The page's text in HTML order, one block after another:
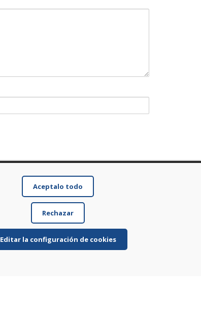
Aceptalo todo
Rechazar
Editar la configuración de cookies